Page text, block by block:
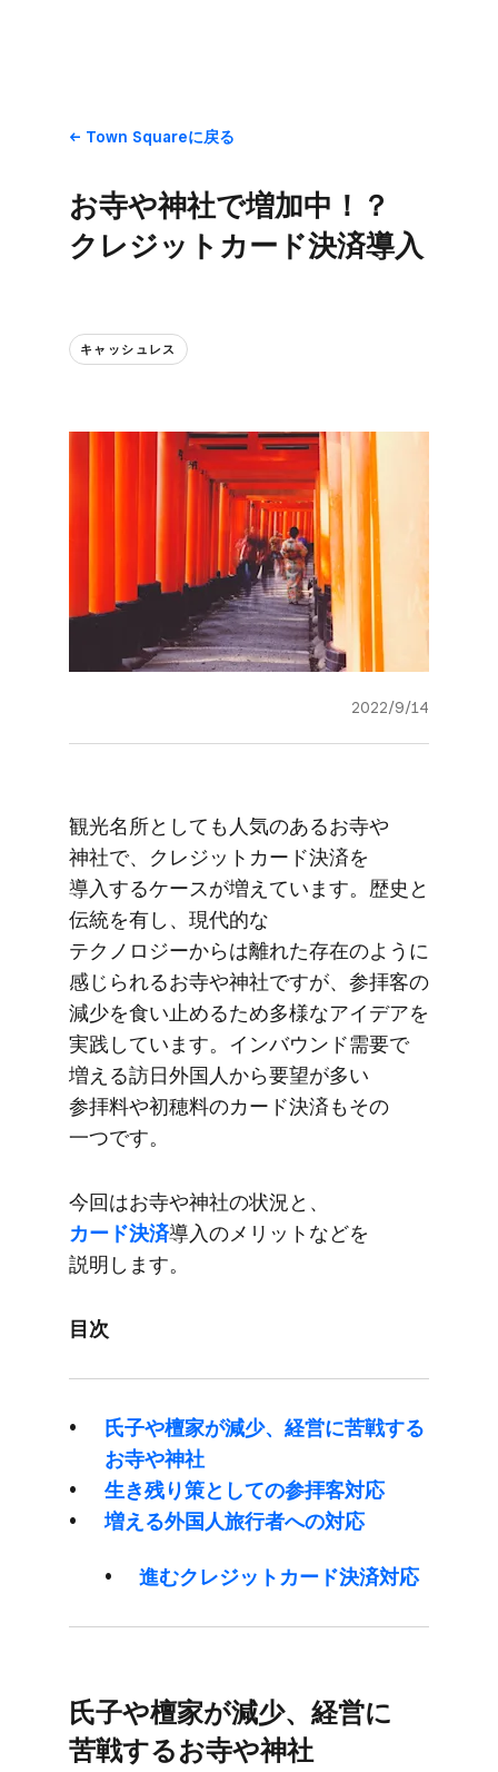
Town Squareに​戻る
お寺や​神社で​増加中！？​
クレジットカード決済導入
キャッシュレス
2022/9/14
観光名所と​しても​人気の​ある​お寺や​
神社で、​クレジットカード決済を​
導入する​ケースが​増えています。​歴史と​
伝統を​有し、​現代的な​
テクノロジーからは​離れた​存在のように​
感じられる​お寺や​神社ですが、​参拝客の​
減少を​食い​止める​ため​多様な​アイデアを​
実践しています。​インバウンド需要で​
増える​訪日外国人から​要望が​多い​
参拝料や​初穂料の​カード決済も​その​
一つです。
今回は​お寺や​神社の​状況と、
カード決済導入の​メリットなどを​
説明します。
目次
氏子や​檀家が​減少、​経営に​苦戦する​
お寺や​神社
生き残り策と​しての​参拝客対応
増える​外国人旅行者への​対応
進むクレジットカード決済対応
氏子や​檀家が​減少、​経営に​
苦戦する​お寺や​神社